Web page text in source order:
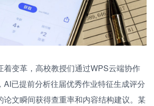
着变革，高校教授们通过WPS云端协作
AI已提前分析往届优秀作业特征生成评分
论文瞬间获得查重率和内容结构建议。某